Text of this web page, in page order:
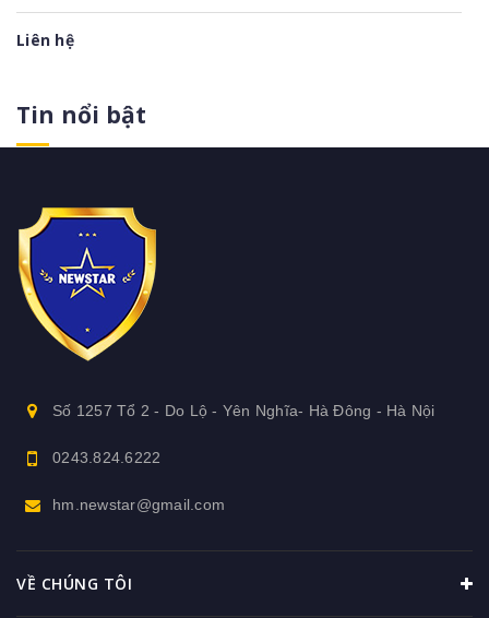
Liên hệ
Tin nổi bật
Số 1257 Tổ 2 - Do Lộ - Yên Nghĩa- Hà Đông - Hà Nội
0243.824.6222
hm.newstar@gmail.com
VỀ CHÚNG TÔI